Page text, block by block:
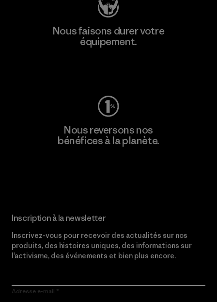
Nous faisons durer votre
équipement.
Nous reversons nos
bénéfices à la planète.
Inscription à la newsletter
Inscrivez-vous pour recevoir des actualités sur nos
produits, des histoires uniques, des informations sur
l’activisme, des événements et bien plus encore.
Adresse e-mail